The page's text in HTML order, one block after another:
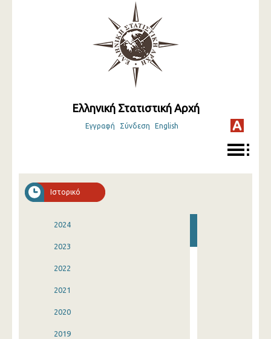
Ελληνική Στατιστική Αρχή
Εγγραφή Σύνδεση English
Ιστορικό
2024
2023
2022
2021
2020
2019